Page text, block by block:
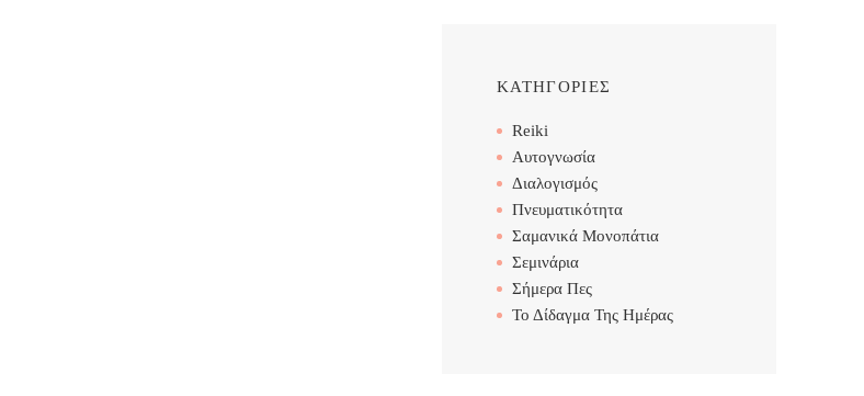
ΚΑΤΗΓΟΡΙΕΣ
Reiki
Αυτογνωσία
Διαλογισμός
Πνευματικότητα
Σαμανικά Μονοπάτια
Σεμινάρια
Σήμερα Πες
Το Δίδαγμα Της Ημέρας